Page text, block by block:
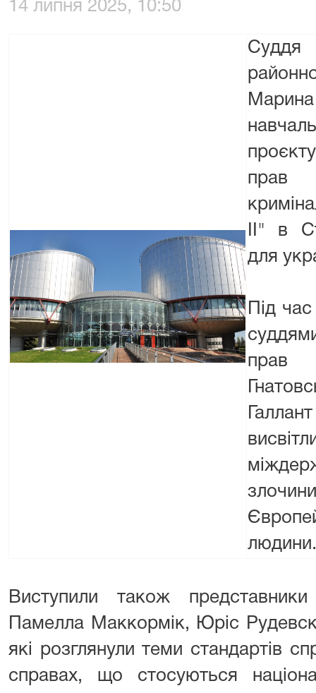
14 липня 2025, 10:50
прав
ІІ" в
для
Під
людини.
Виступили також
Памелла Маккормік, Юріс
які розглянули теми стандартів
справах, що стосуються